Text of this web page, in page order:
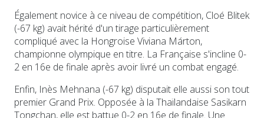
Également novice à ce niveau de compétition, Cloé Blitek
(-67 kg) avait hérité d'un tirage particulièrement
compliqué avec la Hongroise Viviana Márton,
championne olympique en titre. La Française s'incline 0-
2 en 16e de finale après avoir livré un combat engagé.
Enfin, Inès Mehnana (-67 kg) disputait elle aussi son tout
premier Grand Prix. Opposée à la Thaïlandaise Sasikarn
Tongchan, elle est battue 0-2 en 16e de finale. Une